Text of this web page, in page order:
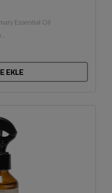
Essential Oil
EKLE